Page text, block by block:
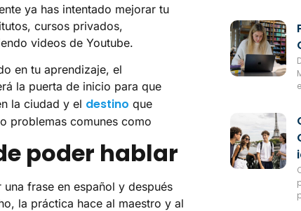
ya has intentado mejorar tu
cursos privados,
videos de Youtube.
en tu aprendizaje, el
la puerta de inicio para que
la ciudad y el destino que
problemas comunes como
poder hablar
frase en español y después
la práctica hace al maestro y al